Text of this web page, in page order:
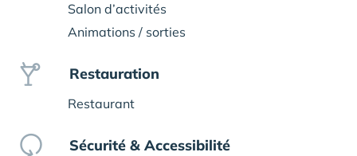
Salon d’activités
Animations / sorties
Restauration
Restaurant
Sécurité & Accessibilité